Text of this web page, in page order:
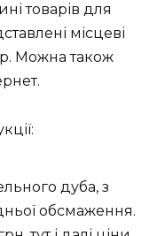
товарів для
місцеві
Можна також
дуба, з
обсмаження.